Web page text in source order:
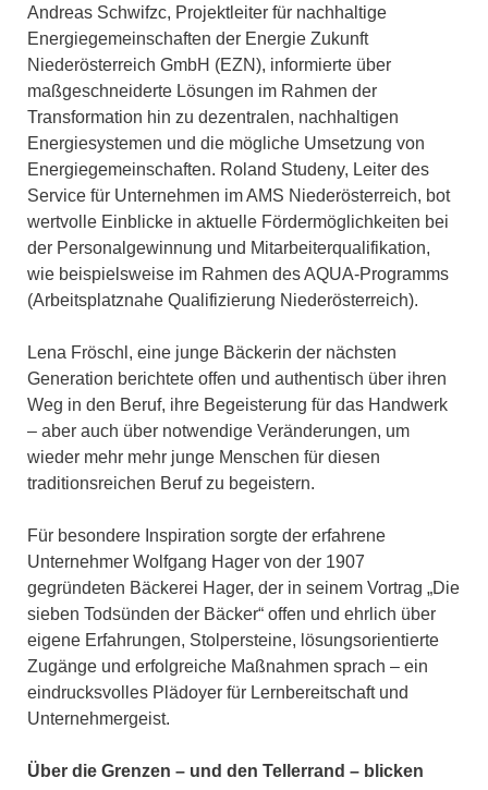
Andreas Schwifzc, Projektleiter für nachhaltige
Energiegemeinschaften der Energie Zukunft
Niederösterreich GmbH (EZN), informierte über
maßgeschneiderte Lösungen im Rahmen der
Transformation hin zu dezentralen, nachhaltigen
Energiesystemen und die mögliche Umsetzung von
Energiegemeinschaften. Roland Studeny, Leiter des
Service für Unternehmen im AMS Niederösterreich, bot
wertvolle Einblicke in aktuelle Fördermöglichkeiten bei
der Personalgewinnung und Mitarbeiterqualifikation,
wie beispielsweise im Rahmen des AQUA-Programms
(Arbeitsplatznahe Qualifizierung Niederösterreich).
Lena Fröschl, eine junge Bäckerin der nächsten
Generation berichtete offen und authentisch über ihren
Weg in den Beruf, ihre Begeisterung für das Handwerk
– aber auch über notwendige Veränderungen, um
wieder mehr mehr junge Menschen für diesen
traditionsreichen Beruf zu begeistern.
Für besondere Inspiration sorgte der erfahrene
Unternehmer Wolfgang Hager von der 1907
gegründeten Bäckerei Hager, der in seinem Vortrag „Die
sieben Todsünden der Bäcker“ offen und ehrlich über
eigene Erfahrungen, Stolpersteine, lösungsorientierte
Zugänge und erfolgreiche Maßnahmen sprach – ein
eindrucksvolles Plädoyer für Lernbereitschaft und
Unternehmergeist.
Über die Grenzen – und den Tellerrand – blicken